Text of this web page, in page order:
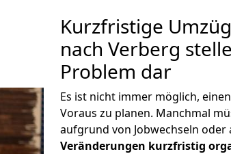
Kurzfristige
nach Verberg
Problem dar
Es ist nicht immer möglich,
Voraus zu planen. Manchmal
aufgrund von Jobwechseln
Veränderungen kurzfristig